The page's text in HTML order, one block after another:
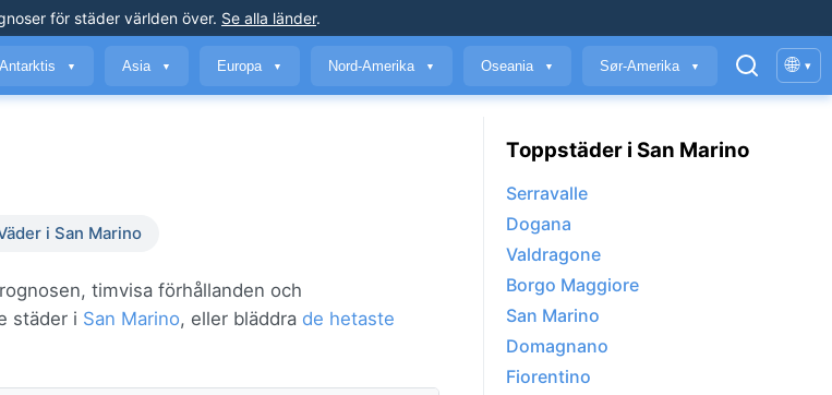
för städer världen över. Se alla länder.
Antarktis ▼ Asia ▼ Europa ▼ Nord-Amerika ▼ Oseania ▼ Sør-Amerika ▼ 🌐 ▾
i San Marino
timvisa förhållanden och
städer i San Marino, eller bläddra de hetaste
Toppstäder i San Marino
Serravalle
Dogana
Valdragone
Borgo Maggiore
San Marino
Domagnano
Fiorentino